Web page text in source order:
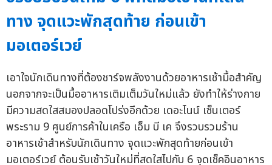
ทาง จุดแวะพักสุดท้าย ก่อนเข้า
มอเตอร์เวย์
เอาใจนักเดินทางที่ต้องชาร์จพลังงานด้วยอาหารเช้ามื้อสำคัญ
นอกจากจะเป็นมื้ออาหารเติมเต็มวันใหม่แล้ว ยังทำให้ร่างกาย
มีความสดใสสมองปลอดโปร่งอีกด้วย เดอะไนน์ เซ็นเตอร์
พระราม 9 ศูนย์การค้าในเครือ เอ็ม บี เค จึงรวบรวมร้าน
อาหารเช้าสำหรับนักเดินทาง จุดแวะพักสุดท้ายก่อนเข้า
มอเตอร์เวย์ ต้อนรับเช้าวันใหม่ที่สดใสไปกับ 6 จุดเช็คอินอาหาร